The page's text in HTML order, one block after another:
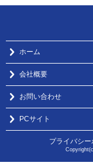
ホーム
会社概要
お問い合わせ
PCサイト
プライバシー